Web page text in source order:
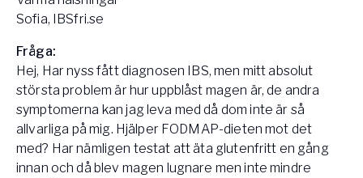
Sofia, IBSfri.se
Fråga:
Hej, Har nyss fått diagnosen IBS, men mitt absolut
största problem är hur uppblåst magen är, de andra
symptomerna kan jag leva med då dom inte är så
allvarliga på mig. Hjälper FODMAP-dieten mot det
med? Har nämligen testat att äta glutenfritt en gång
innan och då blev magen lugnare men inte mindre